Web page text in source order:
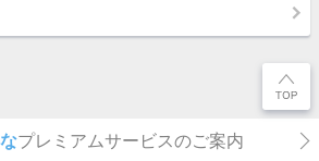
プレミアムサービスのご案内